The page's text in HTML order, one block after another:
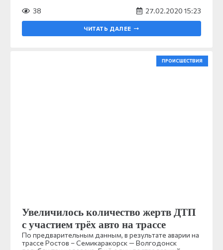
38
27.02.2020 15:23
ЧИТАТЬ ДАЛЕЕ
ПРОИСШЕСТВИЯ
Увеличилось количество жертв ДТП
с участием трёх авто на трассе
По предварительным данным, в результате аварии на
трассе Ростов – Семикаракорск — Волгодонск